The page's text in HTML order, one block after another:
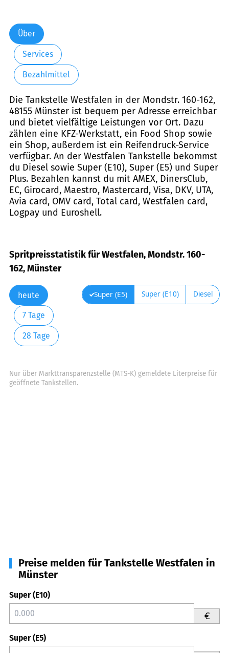
Über
Services
Bezahlmittel
Die Tankstelle Westfalen in der Mondstr. 160-162,
48155 Münster ist bequem per Adresse erreichbar
und bietet vielfältige Leistungen vor Ort. Dazu
zählen eine KFZ-Werkstatt, ein Food Shop sowie
ein Shop, außerdem ist ein Reifendruck-Service
verfügbar. An der Westfalen Tankstelle bekommst
du Diesel sowie Super (E10), Super (E5) und Super
Plus. Bezahlen kannst du mit AMEX, DinersClub,
EC, Girocard, Maestro, Mastercard, Visa, DKV, UTA,
Avia card, OMV card, Total card, Westfalen card,
Logpay und Euroshell.
Spritpreisstatistik für Westfalen, Mondstr. 160-
162, Münster
heute
7 Tage
28 Tage
Super (E5) Super (E10) Diesel
Nur über Markttransparenzstelle (MTS-K) gemeldete Literpreise für
geöffnete Tankstellen.
Preise melden für Tankstelle Westfalen in
Münster
Super (E10)
€
Super (E5)